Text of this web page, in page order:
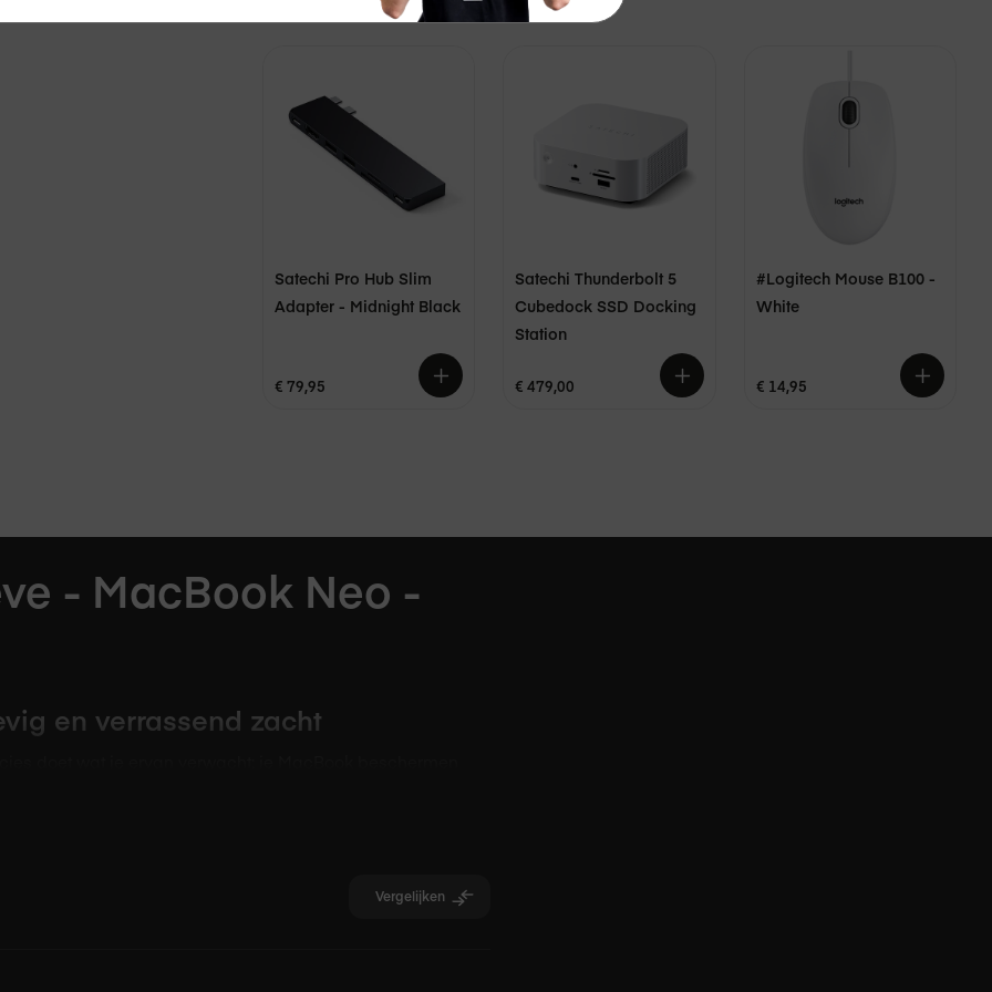
- MacBook Neo -
en verrassend zacht
en opent aan beide kanten. Handig als je snel even je
Vergelijken